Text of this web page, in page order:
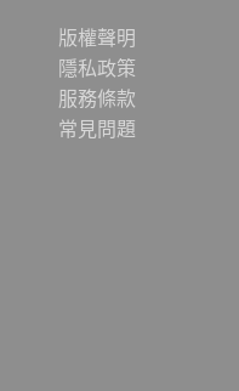
版權聲明
隱私政策
服務條款
常見問題